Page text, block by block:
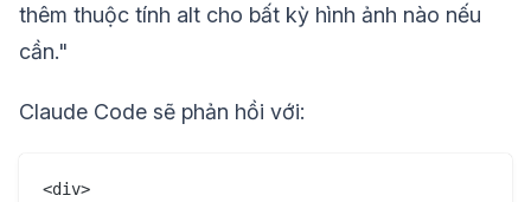
thêm thuộc tính alt cho bất kỳ hình ảnh nào nếu
cần."
Claude Code sẽ phản hồi với:
<div>